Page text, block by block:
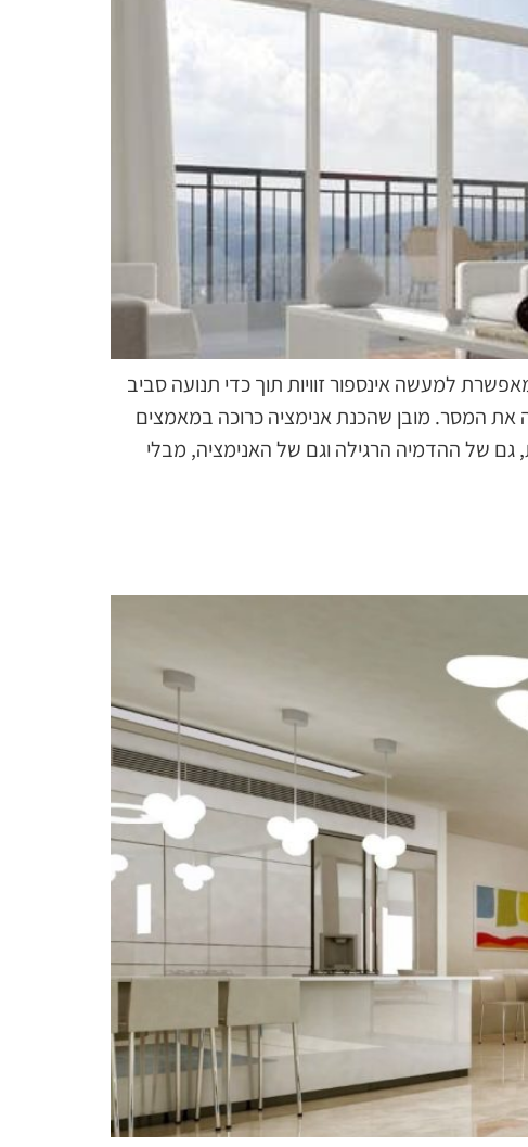
למעשה אינספור זוויות תוך כדי תנועה סביב
את המסר. מובן שהכנת אנימציה כרוכה במאמצים
גם של ההדמיה הרגילה וגם של האנימציה, מבלי